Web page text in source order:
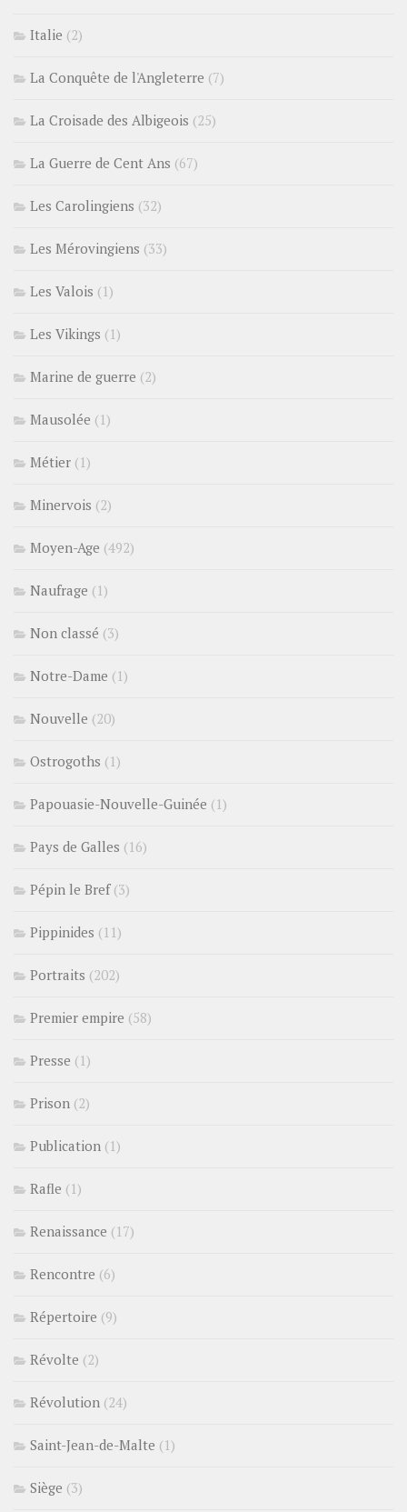
Italie (2)
La Conquête de l'Angleterre (7)
La Croisade des Albigeois (25)
La Guerre de Cent Ans (67)
Les Carolingiens (32)
Les Mérovingiens (33)
Les Valois (1)
Les Vikings (1)
Marine de guerre (2)
Mausolée (1)
Métier (1)
Minervois (2)
Moyen-Age (492)
Naufrage (1)
Non classé (3)
Notre-Dame (1)
Nouvelle (20)
Ostrogoths (1)
Papouasie-Nouvelle-Guinée (1)
Pays de Galles (16)
Pépin le Bref(3)
Pippinides (11)
Portraits (202)
Premier empire (58)
Presse (1)
Prison (2)
Publication (1)
Rafle (1)
Renaissance (17)
Rencontre (6)
Répertoire (9)
Révolte (2)
Révolution (24)
Saint-Jean-de-Malte (1)
Siège (3)